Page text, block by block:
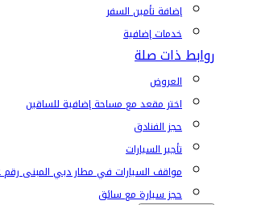
إضافة تأمين السفر
خدمات إضافية
روابط ذات صلة
العروض
اختر مقعد مع مساحة إضافية للساقين
حجز الفنادق
تأجير السيارات
مواقف السيارات في مطار دبي المبنى رقم 2
حجز سيارة مع سائق